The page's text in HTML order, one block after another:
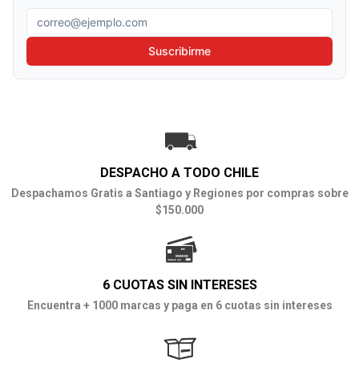
Correo electrónico
Suscribirme
DESPACHO A TODO CHILE
Despachamos Gratis a Santiago y Regiones por compras sobre
$150.000
6 CUOTAS SIN INTERESES
Encuentra + 1000 marcas y paga en 6 cuotas sin intereses